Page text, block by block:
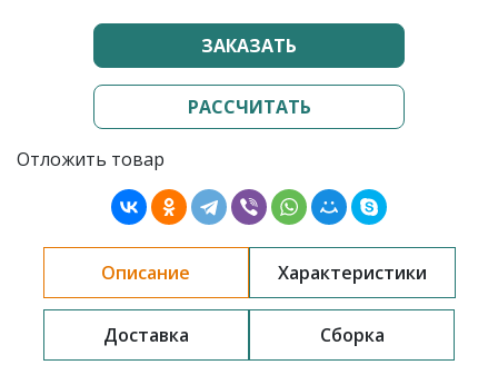
ЗАКАЗАТЬ
РАССЧИТАТЬ
Отложить товар
Описание Характеристики
Доставка Сборка